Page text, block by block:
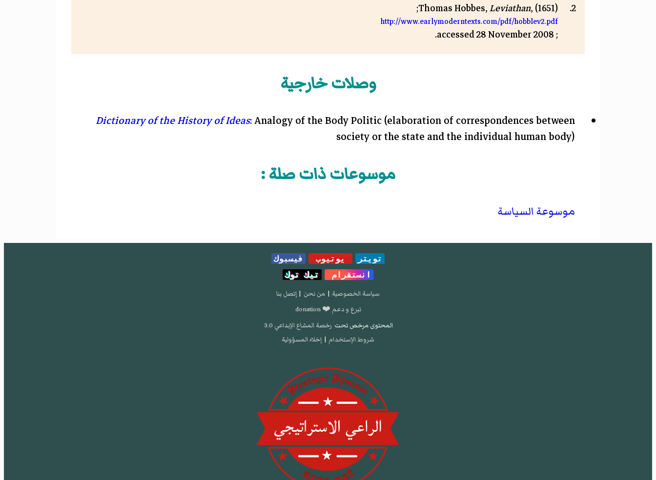
Thomas Hobbes,Leviathan, (1651);
http://www.earlymoderntexts.com/pdf/hobblev2.pdf
; accessed 28 November 2008.
وصلات خارجية
Dictionary of the History of Ideas:Analogy of the Body Politic (elaboration of correspondences between
society or the state and the individual human body)
موسوعات ذات صلة :
موسوعة السياسة
تويتر يوتيوب
فيسبوك
انستقرام
تيك توك
سياسة الخصوصية | من نحن | إتصل بنا
تبرع و دعم ❤️ donation
المحتوى مرخص تحت رخصة المشاع الإبداعي 3.0
شروط الإستخدام | إخلاء المسؤولية